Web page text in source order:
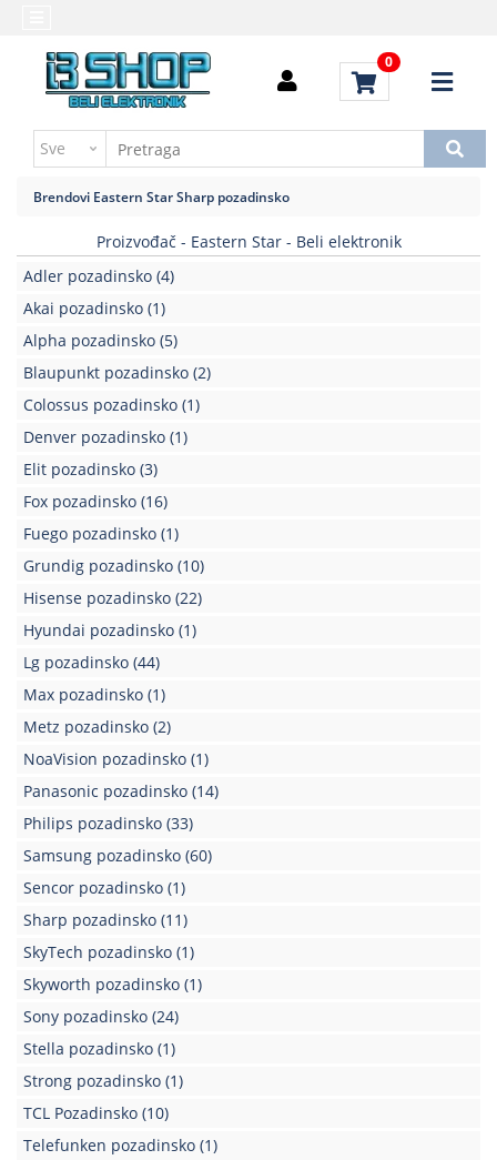
0
Baterija,punjač
Elektromehaničke
komponente
Elektronske
komponente
aktivne
Elektronske
komponente
pasivne
Kablovi
priključci
tehnika
Poslovna
oprema,računari
Strujni
Brendovi
Uputstvo
kupovinu
slanja
Brendovi Eastern StarSharp pozadinsko
Proizvođač - Eastern Star - Beli elektronik
Adler pozadinsko (4)
Akai pozadinsko (1)
Alpha pozadinsko (5)
Blaupunkt pozadinsko (2)
Colossus pozadinsko (1)
Denver pozadinsko (1)
Elit pozadinsko (3)
Fox pozadinsko (16)
Fuego pozadinsko (1)
Grundig pozadinsko (10)
Hisense pozadinsko (22)
Hyundai pozadinsko (1)
Lg pozadinsko (44)
Max pozadinsko (1)
Metz pozadinsko (2)
NoaVision pozadinsko (1)
Panasonic pozadinsko (14)
Philips pozadinsko (33)
Samsung pozadinsko (60)
Sencor pozadinsko (1)
Sharp pozadinsko (11)
SkyTech pozadinsko (1)
Skyworth pozadinsko (1)
Sony pozadinsko (24)
Stella pozadinsko (1)
Strong pozadinsko (1)
TCL Pozadinsko (10)
Telefunken pozadinsko (1)